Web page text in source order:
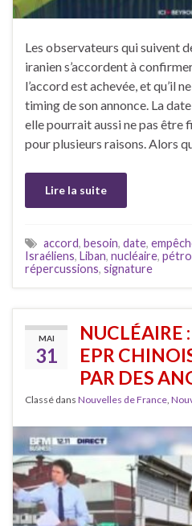
Les observateurs qui suivent
iranien s’accordent à
l’accord est achevée, et qu’il
timing de son annonce. La
elle pourrait aussi ne pas être
pour plusieurs raisons. Alors
Lire la suite
accord, besoin, date,
Israéliens, Liban, nucléaire,
répercussions, signature
MAI
31
NUCLÉAIRE
EPR
PAR DES
Classé dans Nouvelles de France,